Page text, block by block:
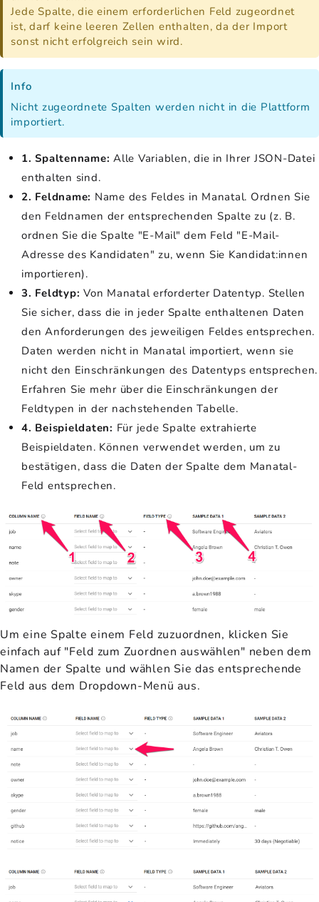
Jede Spalte, die einem erforderlichen Feld zugeordnet
ist, darf keine leeren Zellen enthalten, da der Import
sonst nicht erfolgreich sein wird.
Info
Nicht zugeordnete Spalten werden nicht in die Plattform
importiert.
1. Spaltenname: Alle Variablen, die in Ihrer JSON-Datei
enthalten sind.
2. Feldname: Name des Feldes in Manatal. Ordnen Sie
den Feldnamen der entsprechenden Spalte zu (z. B.
ordnen Sie die Spalte "E-Mail" dem Feld "E-Mail-
Adresse des Kandidaten" zu, wenn Sie Kandidat:innen
importieren).
3. Feldtyp: Von Manatal erforderter Datentyp. Stellen
Sie sicher, dass die in jeder Spalte enthaltenen Daten
den Anforderungen des jeweiligen Feldes entsprechen.
Daten werden nicht in Manatal importiert, wenn sie
nicht den Einschränkungen des Datentyps entsprechen.
Erfahren Sie mehr über die Einschränkungen der
Feldtypen in der nachstehenden Tabelle.
4. Beispieldaten: Für jede Spalte extrahierte
Beispieldaten. Können verwendet werden, um zu
bestätigen, dass die Daten der Spalte dem Manatal-
Feld entsprechen.
Um eine Spalte einem Feld zuzuordnen, klicken Sie
einfach auf "Feld zum Zuordnen auswählen" neben dem
Namen der Spalte und wählen Sie das entsprechende
Feld aus dem Dropdown-Menü aus.